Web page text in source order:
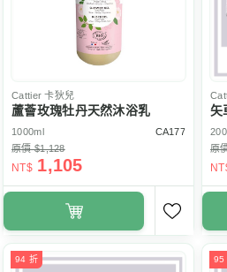
Cattier 卡狄兒
蘆薈玫瑰牡丹天然沐浴乳
1000ml
CA177
原價 $1,128
NT$ 1,105
矢
原
94 折 95